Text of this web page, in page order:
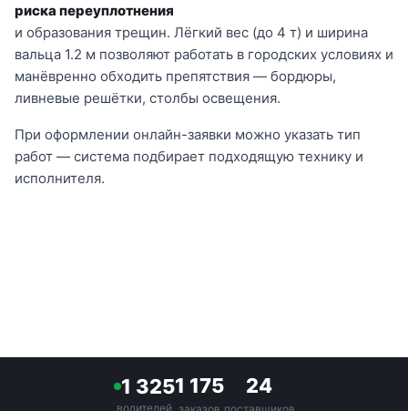
риска переуплотнения
и образования трещин. Лёгкий вес (до 4 т) и ширина
вальца 1.2 м позволяют работать в городских условиях и
манёвренно обходить препятствия — бордюры,
ливневые решётки, столбы освещения.
При оформлении онлайн-заявки можно указать тип
работ — система подбирает подходящую технику и
исполнителя.
1 325
водителей
1 175 24